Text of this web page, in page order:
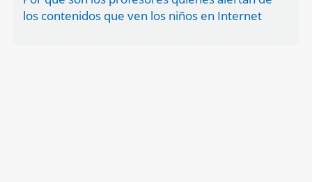
los contenidos que ven los niños en Internet